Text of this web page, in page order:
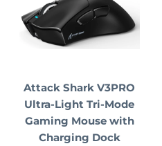
Attack Shark V3PRO
Ultra-Light Tri-Mode
Gaming Mouse with
Charging Dock